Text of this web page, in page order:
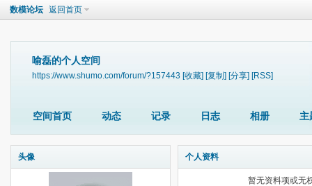
数模论坛 返回首页
喻磊的个人空间
https://www.shumo.com/forum/?157443 [收藏] [复制] [分享] [RSS]
空间首页 动态 记录 日志 相册 主
头像 个人资料
暂无资料项或无